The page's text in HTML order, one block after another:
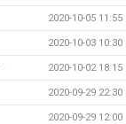
2020-10-05 11:55
2020-10-03 10:30
2020-10-02 18:15
2020-09-29 22:30
2020-09-29 12:00